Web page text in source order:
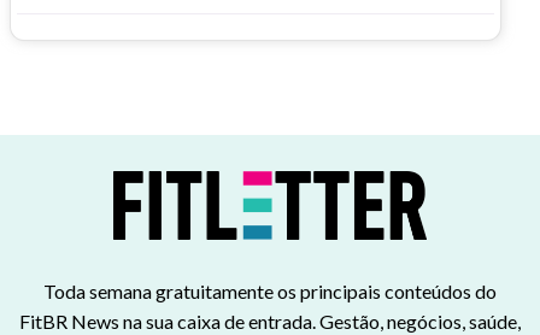
Toda semana gratuitamente os principais conteúdos do
FitBR News na sua caixa de entrada. Gestão, negócios, saúde,